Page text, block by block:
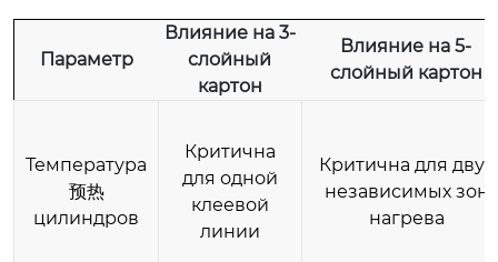
Параметр
Влияние на 3-
слойный
картон
Влияние на 5-
слойный картон
Температура
预热
цилиндров
Критична
для одной
клеевой
линии
Критична для двух
независимых зон
нагрева